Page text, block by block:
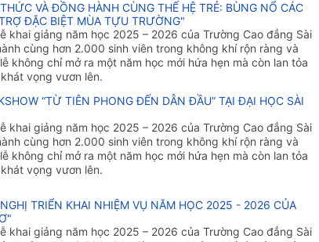
VÀ ĐỒNG HÀNH CÙNG THẾ HỆ TRẺ: BÙNG NỔ CÁC
ĐẶC BIỆT MÙA TỰU TRƯỜNG"
khai giảng năm học 2025 – 2026 của Trường Cao đẳng Sài
cùng hơn 2.000 sinh viên trong không khí rộn ràng và
không chỉ mở ra một năm học mới hứa hẹn mà còn lan tỏa
vọng vươn lên.
“TỪ TIÊN PHONG ĐẾN DẪN ĐẦU” TẠI ĐẠI HỌC SÀI
khai giảng năm học 2025 – 2026 của Trường Cao đẳng Sài
cùng hơn 2.000 sinh viên trong không khí rộn ràng và
không chỉ mở ra một năm học mới hứa hẹn mà còn lan tỏa
vọng vươn lên.
TRIỂN KHAI NHIỆM VỤ NĂM HỌC 2025 - 2026 CỦA
khai giảng năm học 2025 – 2026 của Trường Cao đẳng Sài